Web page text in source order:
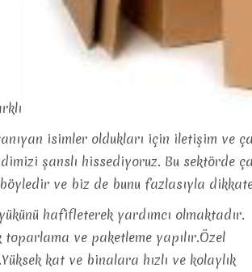
isimler oldukları için iletişim ve
şanslı hissediyoruz. Bu sektörde
ve biz de bunu fazlasıyla
hafifleterek yardımcı olmaktadır.
ve paketleme yapılır.Özel
kat ve binalara hızlı ve kolaylık